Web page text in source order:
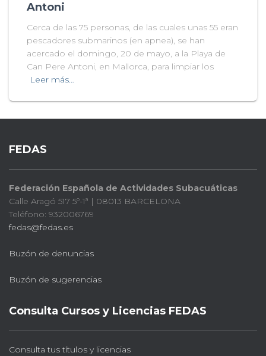
Antoni
Cerca de las 75 personas, de las cuales unas 55 eran
pescadores submarinos (en apnea), se han
acercado el domingo, 20 de mayo, a la Playa de
Can Pere Antoni, en Mallorca, para limpiar los
Leer más…
FEDAS
Federación Española de Actividades Subacuáticas
Calle Aragó 517 5º-1ª | 08013 BARCELONA
Teléfono: 932006769
fedas@fedas.es
Buzón de denuncias
Buzón de sugerencias
Consulta Cursos y Licencias FEDAS
Consulta tus títulos y licencias